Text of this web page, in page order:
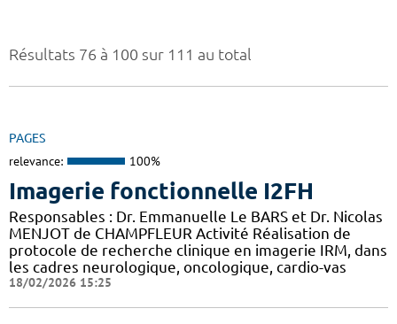
Résultats 76 à 100 sur 111 au total
PAGES
relevance: 100%
Imagerie fonctionnelle I2FH
Responsables : Dr. Emmanuelle Le BARS et Dr. Nicolas
MENJOT de CHAMPFLEUR Activité Réalisation de
protocole de recherche clinique en imagerie IRM, dans
les cadres neurologique, oncologique, cardio-vas
18/02/2026 15:25